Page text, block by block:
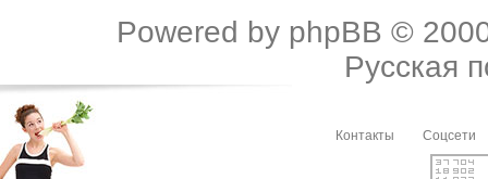
Powered by phpBB ©
Русская
Контакты Соцсети